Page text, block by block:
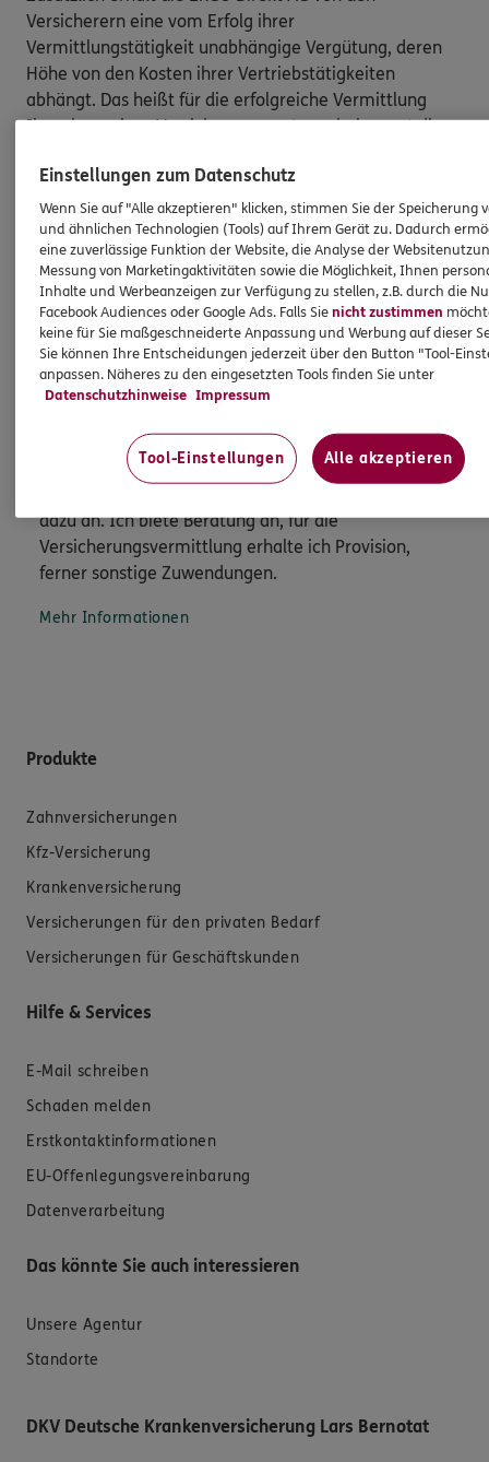
Versicherern eine vom Erfolg ihrer
Vermittlungstätigkeit unabhängige Vergütung, deren
Höhe von den Kosten ihrer Vertriebstätigkeiten
abhängt. Das heißt für die erfolgreiche Vermittlung
Ihres bzw. eines Versicherungsvertrags bekommt die
Kostenerstattungs- und Vergütungsansprüche sind
bereits in der Versicherungsprämie enthalten [und
müssen von Ihnen nicht gesondert gezahlt werden].
Nach oben
HINWEIS
Wichtiges aus dem Vermittlerrecht
Ich bin verpflichtet, Ihnen Auskünfte zu meiner
Person zu geben. Sowohl Ihr Schutz als Verbraucher
dazu an. Ich biete Beratung an, für die
Versicherungsvermittlung erhalte ich Provision,
ferner sonstige Zuwendungen.
Mehr Informationen
Produkte
Zahnversicherungen
Kfz-Versicherung
Krankenversicherung
Versicherungen für den privaten Bedarf
Versicherungen für Geschäftskunden
Hilfe & Services
E-Mail schreiben
Schaden melden
Erstkontaktinformationen
EU-Offenlegungsvereinbarung
Datenverarbeitung
Das könnte Sie auch interessieren
Unsere Agentur
Standorte
DKV Deutsche Krankenversicherung Lars Bernotat
Einstellungen zum Datenschutz
Wenn Sie auf "Alle akzeptieren" klicken, stimmen Sie der Speicherung
und ähnlichen Technologien (Tools) auf Ihrem Gerät zu. Dadurch
eine zuverlässige Funktion der Website, die Analyse der
Messung von Marketingaktivitäten sowie die Möglichkeit, Ihnen
Inhalte und Werbeanzeigen zur Verfügung zu stellen, z.B. durch die
Facebook Audiences oder Google Ads. Falls Sienicht zustimmen
keine für Sie maßgeschneiderte Anpassung und Werbung auf dieser
Sie können Ihre Entscheidungen jederzeit über den Button "Tool-
anpassen. Näheres zu den eingesetzten Tools finden Sie unter
Datenschutzhinweise Impressum
Tool-Einstellungen Alle akzeptieren